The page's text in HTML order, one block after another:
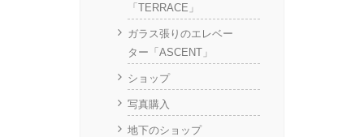
「TERRACE」
ガラス張りのエレベー
ター「ASCENT」
ショップ
写真購入
地下のショップ